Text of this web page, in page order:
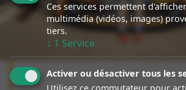
Ces services permettent
multimédia (vidéos, images)
tiers.
↓ 1 Service
Activer ou désactiver tous les
Utilisez ce commutateur pour